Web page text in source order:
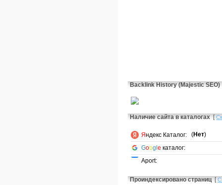
Backlink History (Majestic SEO)
Наличие сайта в каталогах [
Яндекс Каталог: (Нет)
Google каталог:
Aport:
Проиндексировано страниц [